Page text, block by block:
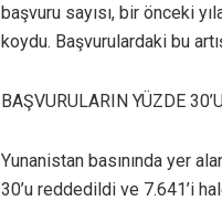
başvuru sayısı, bir önceki
koydu. Başvurulardaki bu
BAŞVURULARIN YÜZDE
Yunanistan basınında yer
30’u reddedildi ve 7.641’i